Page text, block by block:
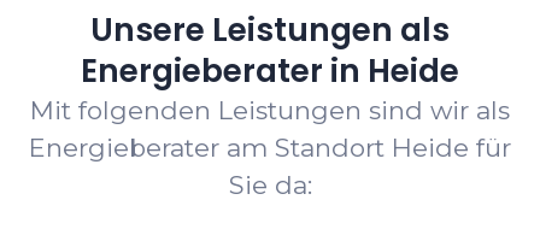
Unsere Leistungen als
Energieberater in Heide
Mit folgenden Leistungen sind wir als
Energieberater am Standort Heide für
Sie da: